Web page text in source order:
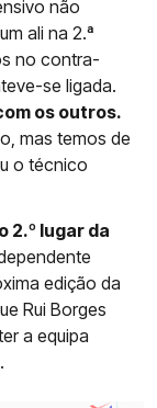
não
ali na 2.ª
no contra-
se ligada.
os outros.
mas temos de
o técnico
2.º lugar da
edição da
Rui Borges
a equipa